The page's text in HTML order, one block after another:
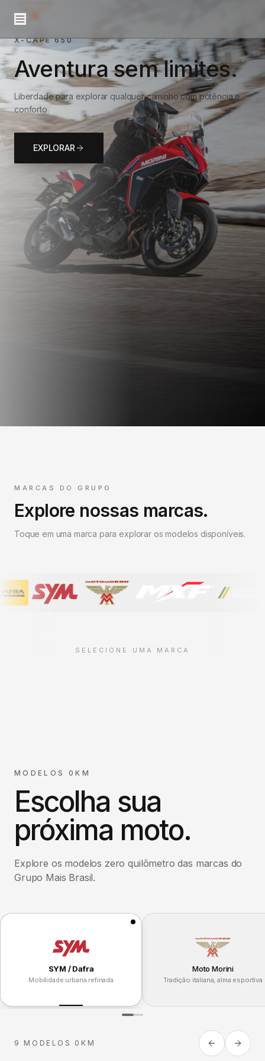
X-CAPE 650
Aventura sem limites.
Liberdade para explorar qualquer caminho com potência e
conforto.
EXPLORAR
02 / 02
MARCAS DO GRUPO
Explore nossas marcas.
Toque em uma marca para explorar os modelos disponíveis.
SELECIONE UMA MARCA
MODELOS 0KM
Escolha sua
próxima moto.
Explore os modelos zero quilômetro das marcas do
Grupo Mais Brasil.
SYM / Dafra
Mobilidade urbana refinada
Moto Morini
Tradição italiana, alma esportiva
9 MODELOS 0KM